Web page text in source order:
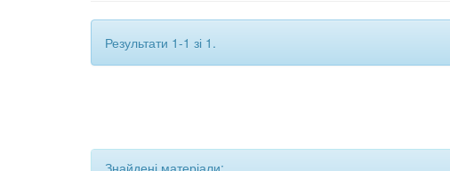
Результати 1-1 зі 1.
Знайдені матеріали: